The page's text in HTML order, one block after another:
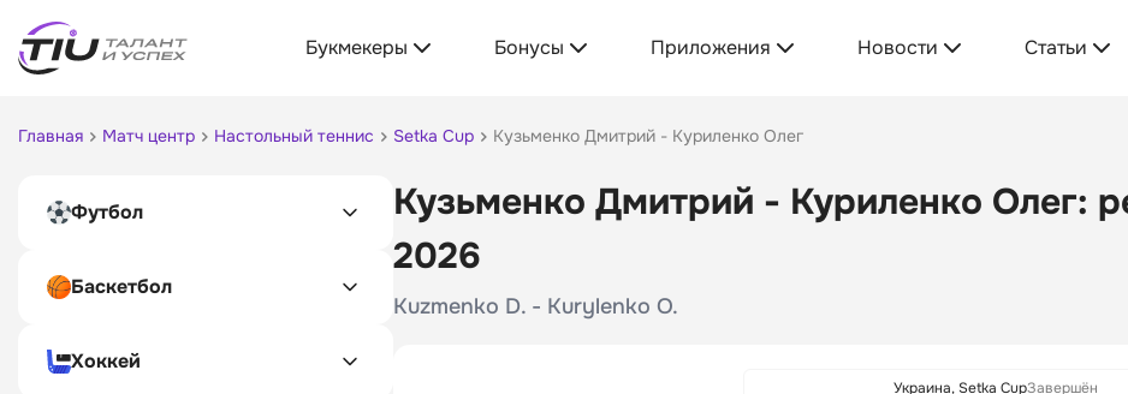
Букмекеры Бонусы Приложения Новости Статьи
Главная Матч центр Настольный теннис Setka Cup Кузьменко Дмитрий - Куриленко Олег
Футбол
Баскетбол
Хоккей
Кузьменко Дмитрий - Куриленко Олег:
2026
Kuzmenko D. - Kurylenko O.
Украина, Setka CupЗавершён